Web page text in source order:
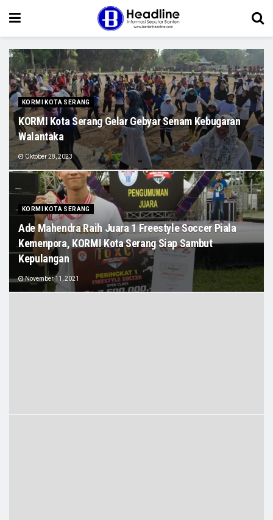
KORMI KOTA SERANG
KORMI Kota Serang Gelar Gebyar Senam Kebugaran
Walantaka
Oktober 28, 2023
KORMI KOTA SERANG
Ade Mahendra Raih Juara 1 Freestyle Soccer Piala
Kemenpora, KORMI Kota Serang Siap Sambut
Kepulangan
November 11, 2021